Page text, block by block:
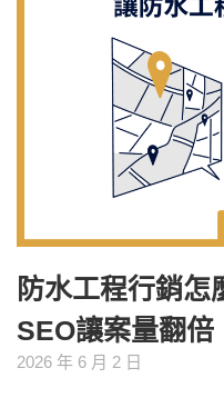
防水工程行銷怎
SEO讓案量翻倍
2026 年 6 月 2 日